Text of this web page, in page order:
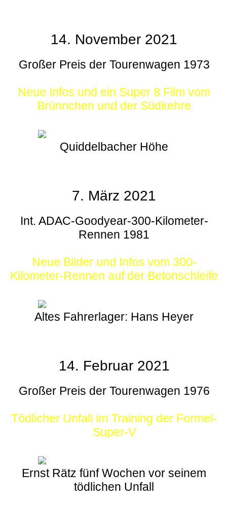
14. November 2021
Großer Preis der Tourenwagen 1973
Neue Infos und ein Super 8 Film vom
Brünnchen und der Südkehre
Quiddelbacher Höhe
7. März 2021
Int. ADAC-Goodyear-300-Kilometer-
Rennen 1981
Neue Bilder und Infos vom 300-
Kilometer-Rennen auf der Betonschleife
Altes Fahrerlager: Hans Heyer
14. Februar 2021
Großer Preis der Tourenwagen 1976
Tödlicher Unfall im Training der Formel-
Super-V
Ernst Rätz fünf Wochen vor seinem
tödlichen Unfall